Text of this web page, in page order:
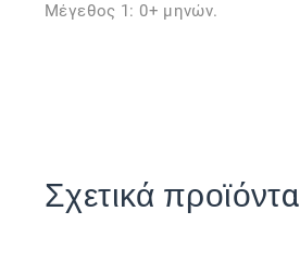
Μέγεθος 1: 0+ μηνών.
Σχετικά προϊόντα